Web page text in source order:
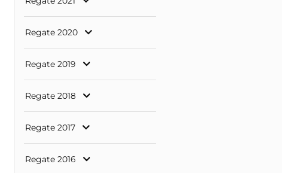
Regate 2020
Regate 2019
Regate 2018
Regate 2017
Regate 2016